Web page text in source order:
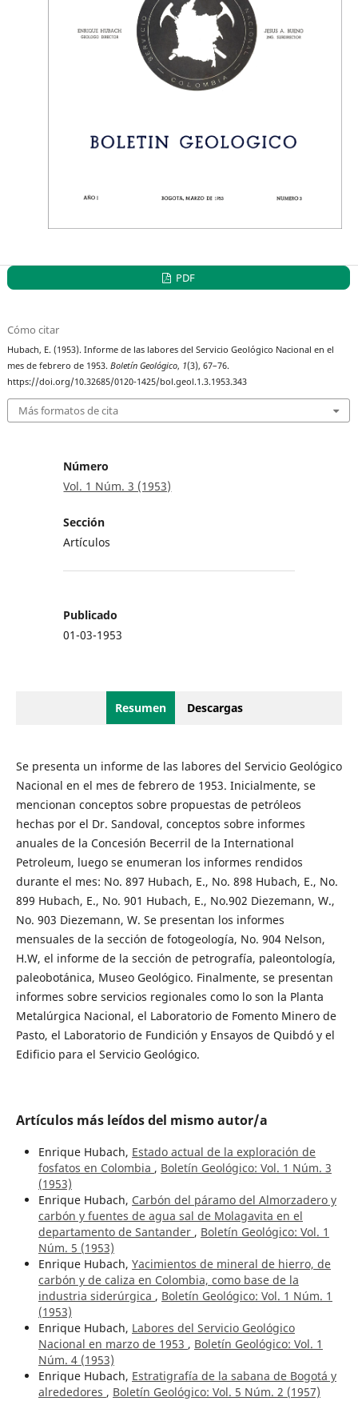
PDF
Cómo citar
Hubach, E. (1953). Informe de las labores del Servicio Geológico Nacional en el
mes de febrero de 1953.Boletín Geológico, 1(3), 67–76.
https://doi.org/10.32685/0120-1425/bol.geol.1.3.1953.343
Más formatos de cita
Número
Vol. 1 Núm. 3 (1953)
Sección
Artículos
Publicado
01-03-1953
Resumen Descargas
Se presenta un informe de las labores del Servicio Geológico
Nacional en el mes de febrero de 1953. Inicialmente, se
mencionan conceptos sobre propuestas de petróleos
hechas por el Dr. Sandoval, conceptos sobre informes
anuales de la Concesión Becerril de la International
Petroleum, luego se enumeran los informes rendidos
durante el mes: No. 897 Hubach, E., No. 898 Hubach, E., No.
899 Hubach, E., No. 901 Hubach, E., No.902 Diezemann, W.,
No. 903 Diezemann, W. Se presentan los informes
mensuales de la sección de fotogeología, No. 904 Nelson,
H.W, el informe de la sección de petrografía, paleontología,
paleobotánica, Museo Geológico. Finalmente, se presentan
informes sobre servicios regionales como lo son la Planta
Metalúrgica Nacional, el Laboratorio de Fomento Minero de
Pasto, el Laboratorio de Fundición y Ensayos de Quibdó y el
Edificio para el Servicio Geológico.
Artículos más leídos del mismo autor/a
Enrique Hubach, Estado actual de la exploración de
fosfatos en Colombia , Boletín Geológico: Vol. 1 Núm. 3
(1953)
Enrique Hubach, Carbón del páramo del Almorzadero y
carbón y fuentes de agua sal de Molagavita en el
departamento de Santander , Boletín Geológico: Vol. 1
Núm. 5 (1953)
Enrique Hubach, Yacimientos de mineral de hierro, de
carbón y de caliza en Colombia, como base de la
industria siderúrgica , Boletín Geológico: Vol. 1 Núm. 1
(1953)
Enrique Hubach, Labores del Servicio Geológico
Nacional en marzo de 1953 , Boletín Geológico: Vol. 1
Núm. 4 (1953)
Enrique Hubach, Estratigrafía de la sabana de Bogotá y
alrededores , Boletín Geológico: Vol. 5 Núm. 2 (1957)